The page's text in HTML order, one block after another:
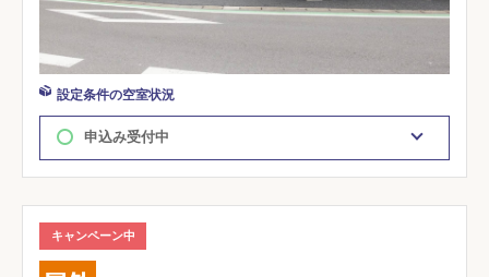
設定条件の空室状況
申込み受付中
キャンペーン中